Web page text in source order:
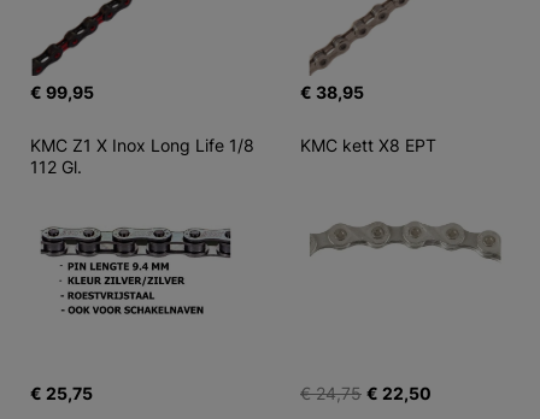
€ 99,95 € 38,95
KMC Z1 X Inox Long Life 1/8
112 Gl.
€ 25,75
KMC kett X8 EPT
€ 24,75 € 22,50